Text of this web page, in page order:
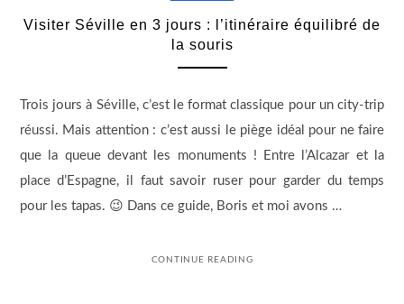
Visiter Séville en 3 jours : l’itinéraire équilibré de
la souris
Trois jours à Séville, c’est le format classique pour un city-trip
réussi. Mais attention : c’est aussi le piège idéal pour ne faire
que la queue devant les monuments ! Entre l’Alcazar et la
place d’Espagne, il faut savoir ruser pour garder du temps
pour les tapas. 😉 Dans ce guide, Boris et moi avons …
CONTINUE READING